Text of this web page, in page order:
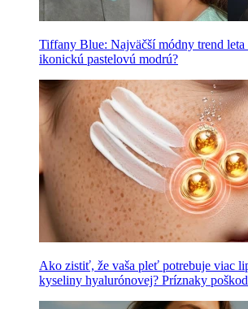
Tiffany Blue: Najväčší módny trend
ikonickú pastelovú modrú?
Ako zistiť, že vaša pleť potrebuje viac
kyseliny hyalurónovej? Príznaky